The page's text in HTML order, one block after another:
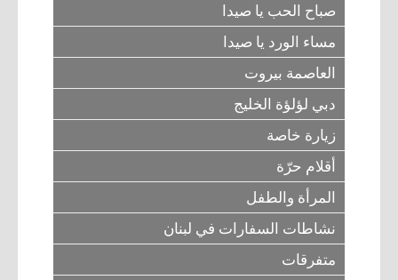
صباح الحب يا صيدا
مساء الورد يا صيدا
العاصمة بيروت
دبي لؤلؤة الخليج
زيارة خاصة
أقلام حرّة
المرأة والطفل
نشاطات السفارات في لبنان
متفرقات